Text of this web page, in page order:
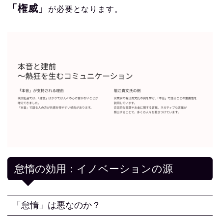
「権威」
が必要となります。
怠惰の効用：イノベーションの源
「怠惰」は悪なのか？